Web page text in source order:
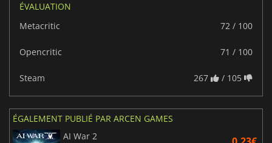
ÉVALUATION
Metacritic
72 / 100
Opencritic 71 / 100
Steam 267 / 105
ÉGALEMENT PUBLIÉ PAR ARCEN GAMES
AI War 2